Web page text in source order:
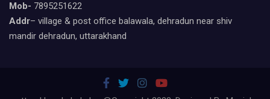
Mob- 7895251622
Addr– village & post office balawala, dehradun near shiv
mandir dehradun, uttarakhand